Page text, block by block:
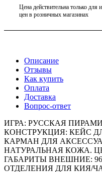
Цена действительна только для
цен в розничных магазинах
Описание
Отзывы
Как купить
Оплата
Доставка
Вопрос-ответ
ИГРА: РУССКАЯ
КОНСТРУКЦИЯ: КЕЙС
КАРМАН ДЛЯ
НАТУРАЛЬНАЯ КОЖА.
ГАБАРИТЫ ВНЕШНИЕ:
ОТДЕЛЕНИЯ ДЛЯ КИЯ/